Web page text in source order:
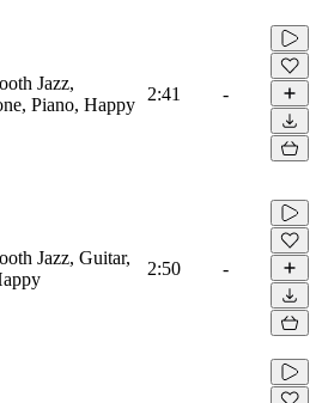
Jazz,
Piano, Happy
2:41 -
Jazz, Guitar,
2:50 -